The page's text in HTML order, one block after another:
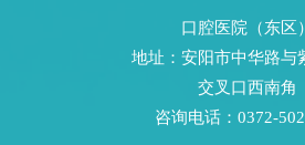
口腔医院（东区）
地址：安阳市中华路与
交叉口西南角
咨询电话：0372-